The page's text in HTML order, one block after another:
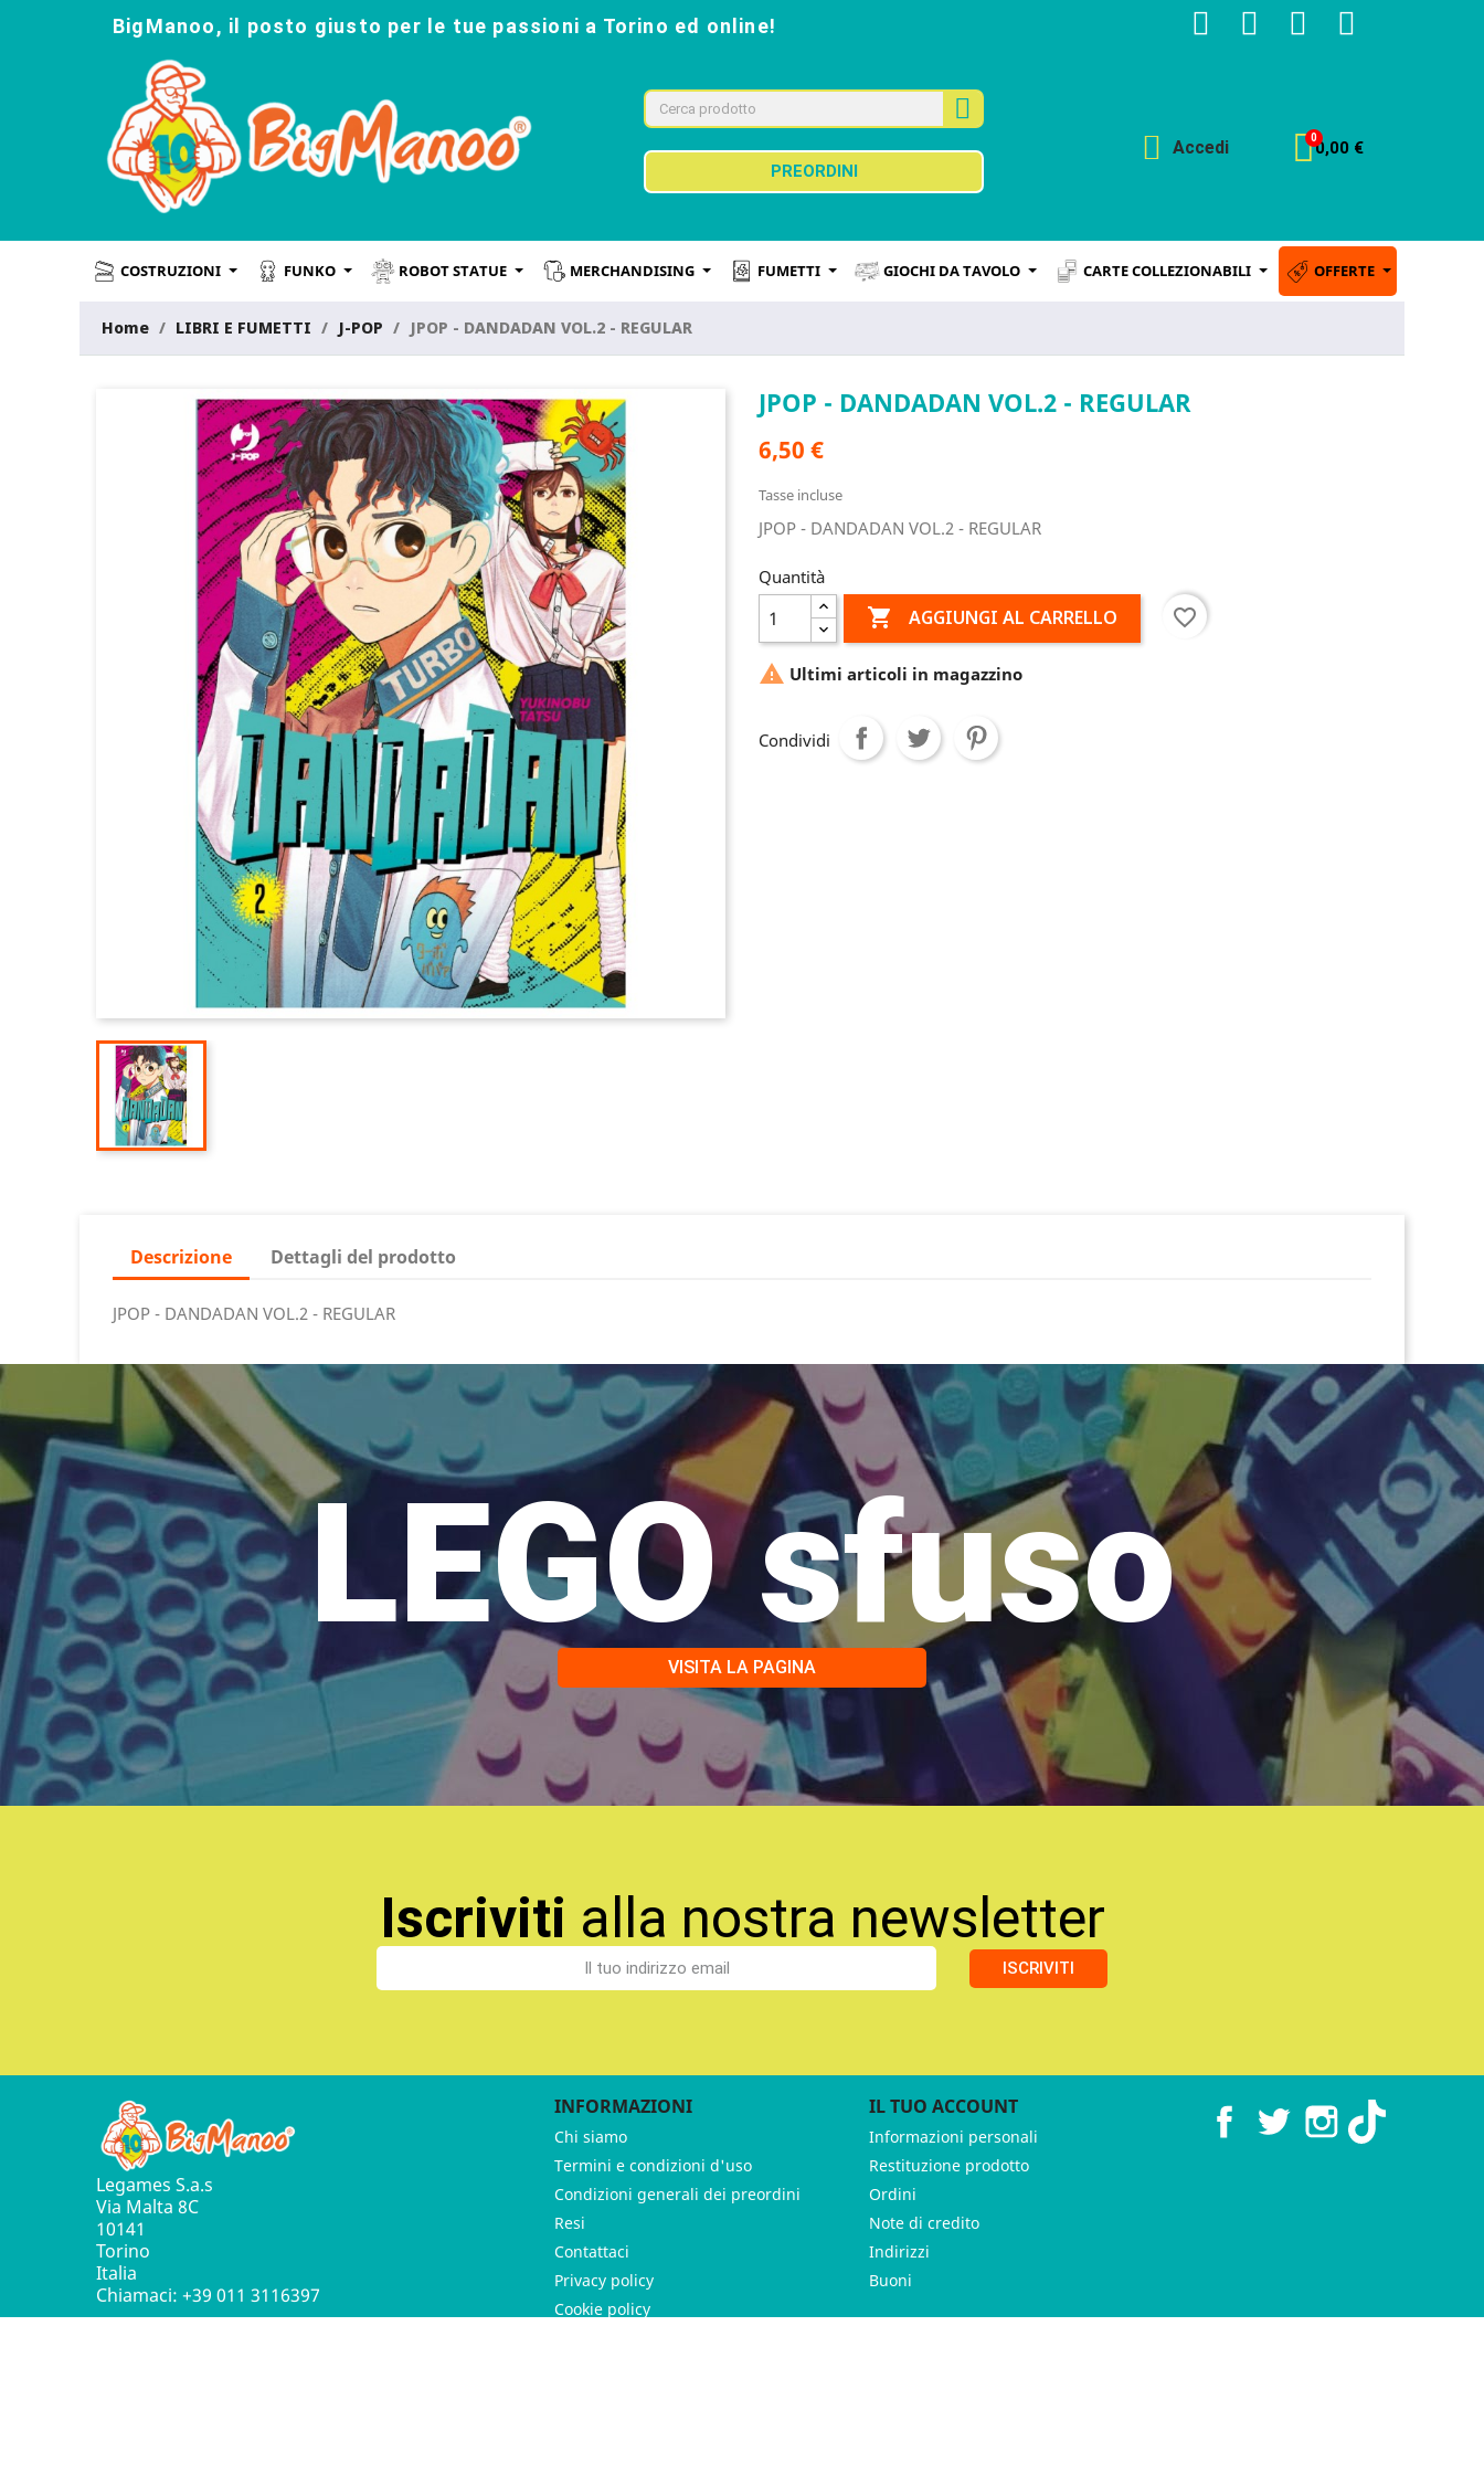
BigManoo, il posto giusto per le tue passioni a Torino ed online!
PREORDINI
Accedi 0,00 €
COSTRUZIONI FUNKO ROBOT STATUE MERCHANDISING FUMETTI GIOCHI DA TAVOLO CARTE COLLEZIONABILI OFFERTE
Home LIBRI E FUMETTI J-POP JPOP - DANDADAN VOL.2 - REGULAR
JPOP - DANDADAN VOL.2 - REGULAR
6,50 €
Tasse incluse
JPOP - DANDADAN VOL.2 - REGULAR
Quantità
 AGGIUNGI AL CARRELLO favorite_border
 Ultimi articoli in magazzino
Condividi
Descrizione Dettagli del prodotto
JPOP - DANDADAN VOL.2 - REGULAR
LEGO sfuso
VISITA LA PAGINA
Iscriviti alla nostra newsletter
ISCRIVITI
Legames S.a.s
Via Malta 8C
10141
Torino
Italia
Chiamaci: +39 011 3116397
INFORMAZIONI
Chi siamo
Termini e condizioni d'uso
Condizioni generali dei preordini
Resi
Contattaci
Privacy policy
Cookie policy
IL TUO ACCOUNT
Informazioni personali
Restituzione prodotto
Ordini
Note di credito
Indirizzi
Buoni
FacebookTwitter Instagram